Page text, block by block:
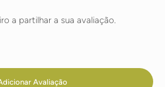
a partilhar a sua avaliação.
Avaliação